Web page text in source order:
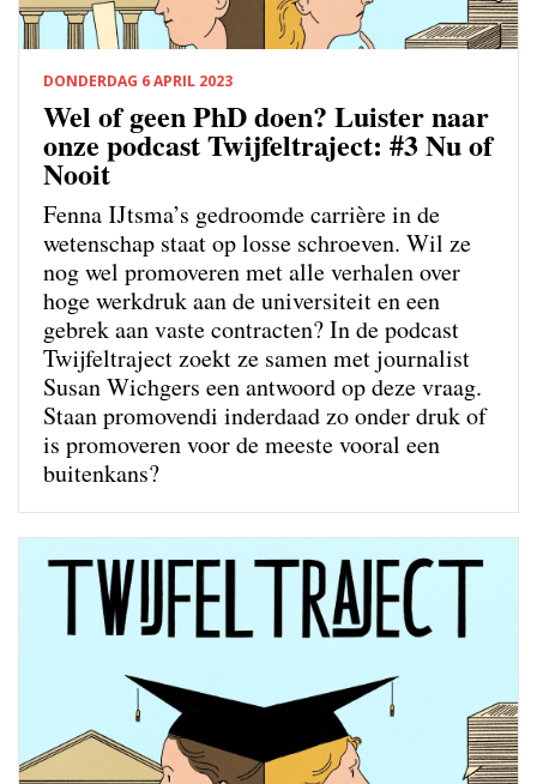
DONDERDAG 6 APRIL 2023
Wel of geen PhD doen? Luister naar
onze podcast Twijfeltraject: #3 Nu of
Nooit
Fenna IJtsma’s gedroomde carrière in de
wetenschap staat op losse schroeven. Wil ze
nog wel promoveren met alle verhalen over
hoge werkdruk aan de universiteit en een
gebrek aan vaste contracten? In de podcast
Twijfeltraject zoekt ze samen met journalist
Susan Wichgers een antwoord op deze vraag.
Staan promovendi inderdaad zo onder druk of
is promoveren voor de meeste vooral een
buitenkans?